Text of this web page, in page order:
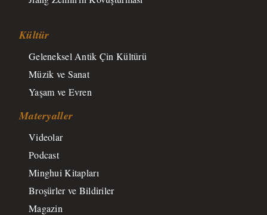
Kültür
Geleneksel Antik Çin Kültürü
Müzik ve Sanat
Yaşam ve Evren
Materyaller
Videolar
Podcast
Minghui Kitapları
Broşürler ve Bildiriler
Magazin